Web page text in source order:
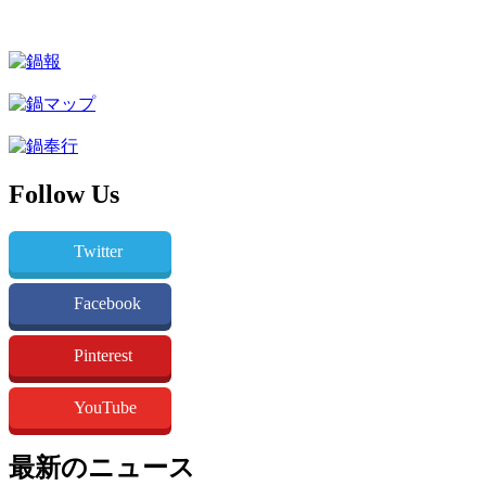
Follow Us
Twitter
Facebook
Pinterest
YouTube
最新のニュース